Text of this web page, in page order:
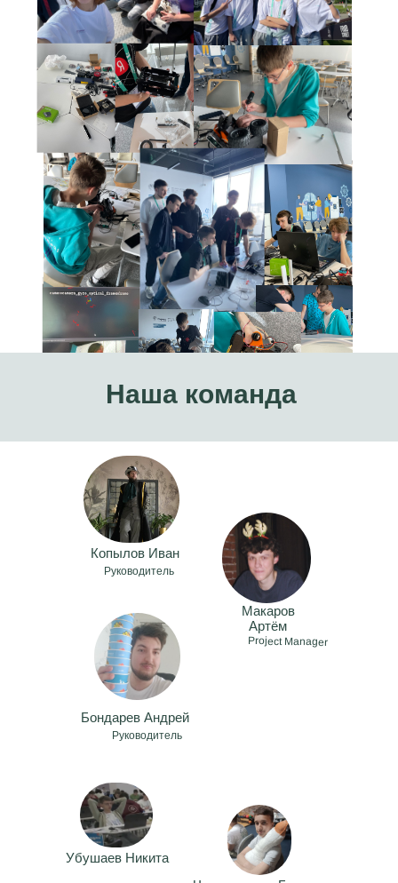
Наша команда
Копылов Иван
Макаров
Артём
Убушаев Никита
Руководитель
Project Manager
Руководитель
Бондарев Андрей